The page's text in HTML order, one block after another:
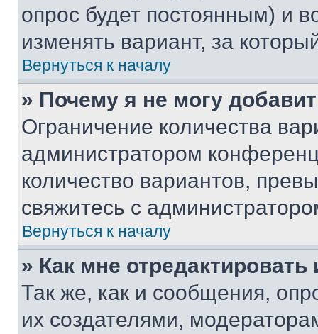
опрос будет постоянным) и
изменять вариант, за
Вернуться к началу
» Почему я не могу
Ограничение количества
администратором
количество вариантов,
свяжитесь с
Вернуться к началу
» Как мне
Так же, как и сообщения,
их создателями,